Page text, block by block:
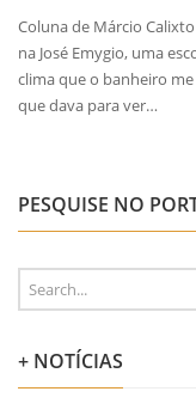
Coluna de Márcio
na José Emygio, uma
clima que o banheiro
que dava para ver…
PESQUISE NO
+ NOTÍCIAS